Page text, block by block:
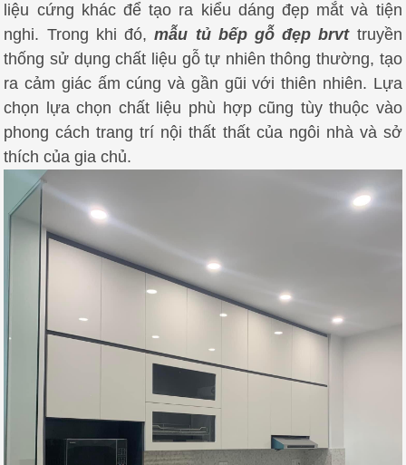
liệu cứng khác để tạo ra kiểu dáng đẹp mắt và tiện
nghi. Trong khi đó,mẫu tủ bếp gỗ đẹp brvt truyền
thống sử dụng chất liệu gỗ tự nhiên thông thường, tạo
ra cảm giác ấm cúng và gần gũi với thiên nhiên. Lựa
chọn lựa chọn chất liệu phù hợp cũng tùy thuộc vào
phong cách trang trí nội thất thất của ngôi nhà và sở
thích của gia chủ.